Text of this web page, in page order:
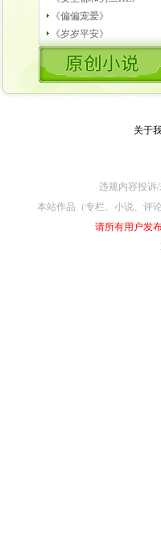
《偏偏宠爱》
《岁岁平安》
关于
违规内容投诉
本站作品（专栏、小说、评
请所有用户发